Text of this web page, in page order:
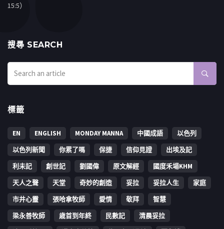
15:5）
搜㝷 SEARCH
標籤
EN ENGLISH MONDAY MANNA 中國成語
以色列
以色列新聞
你累了嗎 保捷 信仰見證
出埃及記
利未記
創世記 劉國偉 原文解經
國度禾場KHM
天人之聲
天堂 奇妙的創造 妥拉 妥拉人生
家庭
市井心靈
張哈拿牧師 愛情 敬拜
智慧
梁永善牧師
歳首到年終 民數記
清晨妥拉